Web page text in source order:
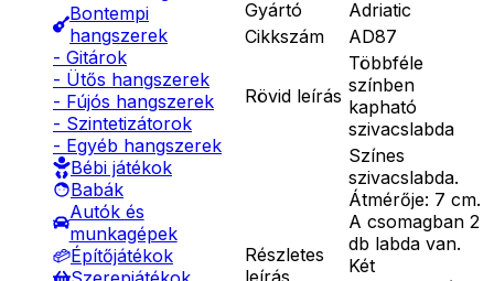
Bontempi
hangszerek
- Gitárok
- Ütős hangszerek
- Fújós hangszerek
- Szintetizátorok
- Egyéb hangszerek
Bébi játékok
Babák
Autók és
munkagépek
Építőjátékok
Gyártó
Adriatic
Cikkszám
AD87
Rövid leírás
Többféle
színben
kapható
szivacslabda
Részletes
leírás
Színes
szivacslabda.
Átmérője: 7 cm.
A csomagban 2
db labda van.
Két